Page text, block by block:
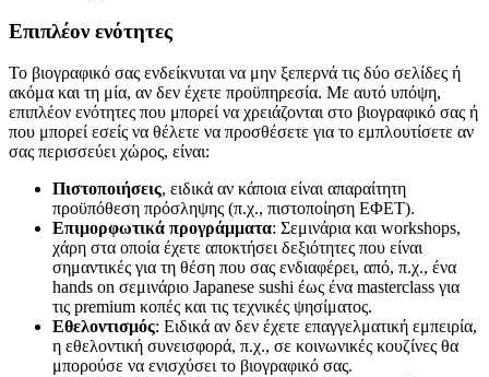
Επιπλέον ενότητες
Το βιογραφικό σας ενδείκνυται να μην ξεπερνά τις δύο σελίδες ή
ακόμα και τη μία, αν δεν έχετε προϋπηρεσία. Με αυτό υπόψη,
επιπλέον ενότητες που μπορεί να χρειάζονται στο βιογραφικό σας ή
που μπορεί εσείς να θέλετε να προσθέσετε για το εμπλουτίσετε αν
σας περισσεύει χώρος, είναι:
Πιστοποιήσεις, ειδικά αν κάποια είναι απαραίτητη
προϋπόθεση πρόσληψης (π.χ., πιστοποίηση ΕΦΕΤ).
Επιμορφωτικά προγράμματα: Σεμινάρια και workshops,
χάρη στα οποία έχετε αποκτήσει δεξιότητες που είναι
σημαντικές για τη θέση που σας ενδιαφέρει, από, π.χ., ένα
hands on σεμινάριο Japanese sushi έως ένα masterclass για
τις premium κοπές και τις τεχνικές ψησίματος.
Εθελοντισμός: Ειδικά αν δεν έχετε επαγγελματική εμπειρία,
η εθελοντική συνεισφορά, π.χ., σε κοινωνικές κουζίνες θα
μπορούσε να ενισχύσει το βιογραφικό σας.